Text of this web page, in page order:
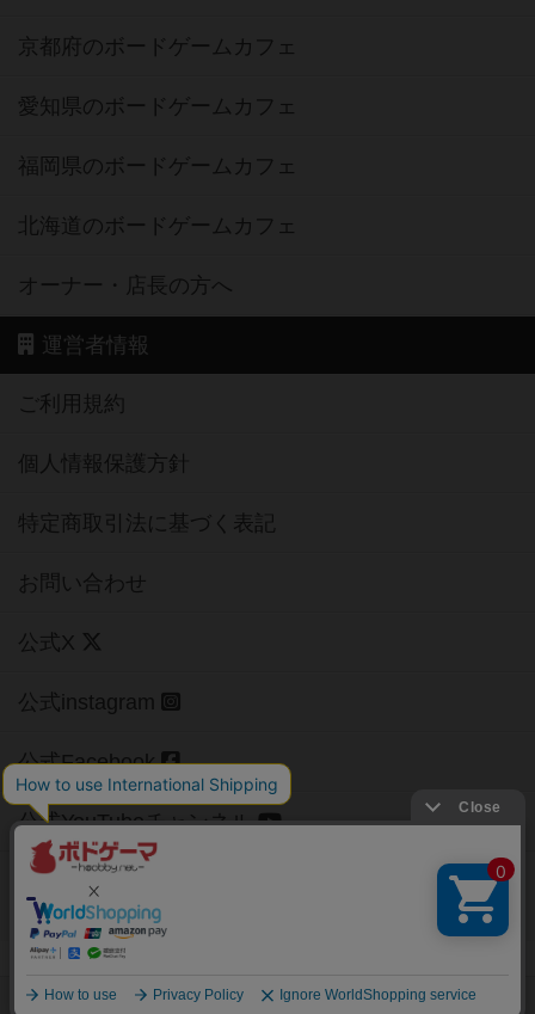
京都府のボードゲームカフェ
愛知県のボードゲームカフェ
福岡県のボードゲームカフェ
北海道のボードゲームカフェ
オーナー・店長の方へ
運営者情報
ご利用規約
個人情報保護方針
特定商取引法に基づく表記
お問い合わせ
公式X
公式instagram
公式Facebook
公式YouTubeチャンネル